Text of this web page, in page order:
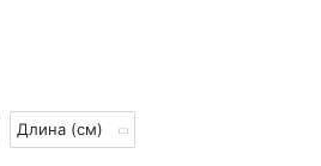
Длина (см)